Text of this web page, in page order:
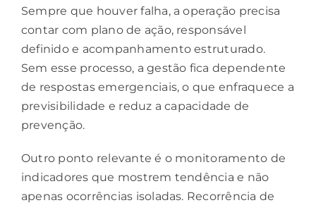
Sempre que houver falha, a operação precisa
contar com plano de ação, responsável
definido e acompanhamento estruturado.
Sem esse processo, a gestão fica dependente
de respostas emergenciais, o que enfraquece a
previsibilidade e reduz a capacidade de
prevenção.
Outro ponto relevante é o monitoramento de
indicadores que mostrem tendência e não
apenas ocorrências isoladas. Recorrência de